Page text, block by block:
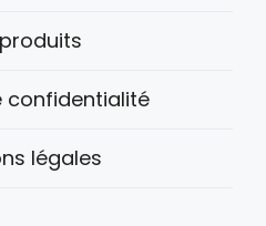
confidentialité
légales